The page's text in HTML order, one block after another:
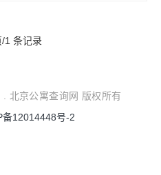
1 条记录
北京公寓查询网 版权所有
备12014448号-2